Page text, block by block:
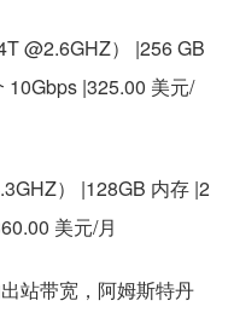
@2.6GHZ） |256 GB
10Gbps |325.00 美元/
） |128GB 内存 |2
美元/月
站带宽，阿姆斯特丹